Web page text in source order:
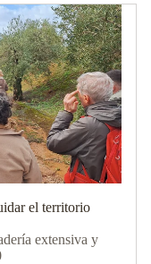
el territorio
extensiva y